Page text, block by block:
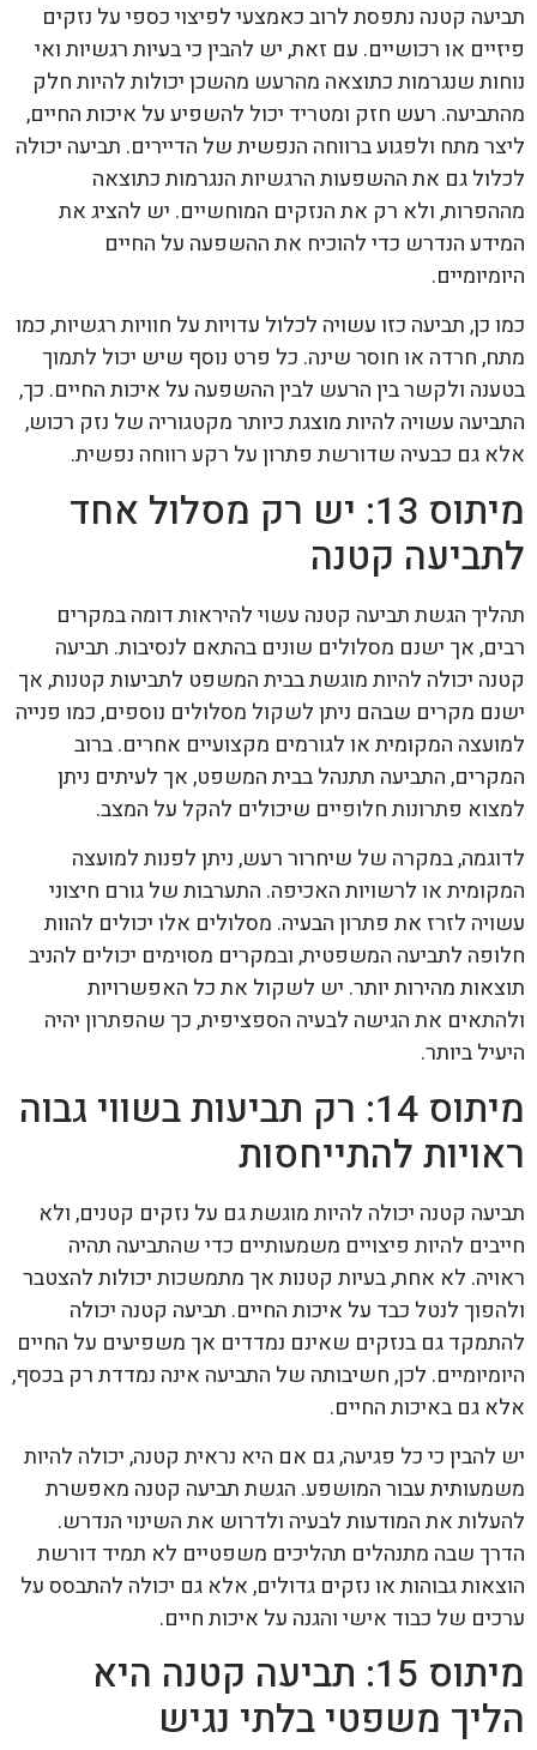
תביעה קטנה נתפסת לרוב כאמצעי לפיצוי כספי על נזקים
פיזיים או רכושיים. עם זאת, יש להבין כי בעיות רגשיות ואי
נוחות שנגרמות כתוצאה מהרעש מהשכן יכולות להיות חלק
מהתביעה. רעש חזק ומטריד יכול להשפיע על איכות החיים,
ליצר מתח ולפגוע ברווחה הנפשית של הדיירים. תביעה יכולה
לכלול גם את ההשפעות הרגשיות הנגרמות כתוצאה
מההפרות, ולא רק את הנזקים המוחשיים. יש להציג את
המידע הנדרש כדי להוכיח את ההשפעה על החיים
היומיומיים.
כמו כן, תביעה כזו עשויה לכלול עדויות על חוויות רגשיות, כמו
מתח, חרדה או חוסר שינה. כל פרט נוסף שיש יכול לתמוך
בטענה ולקשר בין הרעש לבין ההשפעה על איכות החיים. כך,
התביעה עשויה להיות מוצגת כיותר מקטגוריה של נזק רכוש,
אלא גם כבעיה שדורשת פתרון על רקע רווחה נפשית.
מיתוס 13: יש רק מסלול אחד
לתביעה קטנה
תהליך הגשת תביעה קטנה עשוי להיראות דומה במקרים
רבים, אך ישנם מסלולים שונים בהתאם לנסיבות. תביעה
קטנה יכולה להיות מוגשת בבית המשפט לתביעות קטנות, אך
ישנם מקרים שבהם ניתן לשקול מסלולים נוספים, כמו פנייה
למועצה המקומית או לגורמים מקצועיים אחרים. ברוב
המקרים, התביעה תתנהל בבית המשפט, אך לעיתים ניתן
למצוא פתרונות חלופיים שיכולים להקל על המצב.
לדוגמה, במקרה של שיחרור רעש, ניתן לפנות למועצה
המקומית או לרשויות האכיפה. התערבות של גורם חיצוני
עשויה לזרז את פתרון הבעיה. מסלולים אלו יכולים להוות
חלופה לתביעה המשפטית, ובמקרים מסוימים יכולים להניב
תוצאות מהירות יותר. יש לשקול את כל האפשרויות
ולהתאים את הגישה לבעיה הספציפית, כך שהפתרון יהיה
היעיל ביותר.
מיתוס 14: רק תביעות בשווי גבוה
ראויות להתייחסות
תביעה קטנה יכולה להיות מוגשת גם על נזקים קטנים, ולא
חייבים להיות פיצויים משמעותיים כדי שהתביעה תהיה
ראויה. לא אחת, בעיות קטנות אך מתמשכות יכולות להצטבר
ולהפוך לנטל כבד על איכות החיים. תביעה קטנה יכולה
להתמקד גם בנזקים שאינם נמדדים אך משפיעים על החיים
היומיומיים. לכן, חשיבותה של התביעה אינה נמדדת רק בכסף,
אלא גם באיכות החיים.
יש להבין כי כל פגיעה, גם אם היא נראית קטנה, יכולה להיות
משמעותית עבור המושפע. הגשת תביעה קטנה מאפשרת
להעלות את המודעות לבעיה ולדרוש את השינוי הנדרש.
הדרך שבה מתנהלים תהליכים משפטיים לא תמיד דורשת
הוצאות גבוהות או נזקים גדולים, אלא גם יכולה להתבסס על
ערכים של כבוד אישי והגנה על איכות חיים.
מיתוס 15: תביעה קטנה היא
הליך משפטי בלתי נגיש